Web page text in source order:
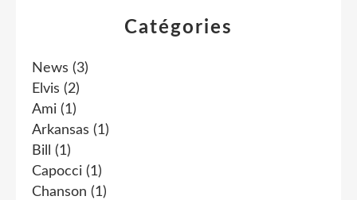
Catégories
News (3)
Elvis (2)
Ami (1)
Arkansas (1)
Bill
(1)
Capocci (1)
Chanson (1)